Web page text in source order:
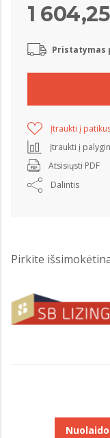
1
Pristatymas
Įtraukti į
Įtraukti į
Atsisiųsti PDF
Dalintis
Pirkite